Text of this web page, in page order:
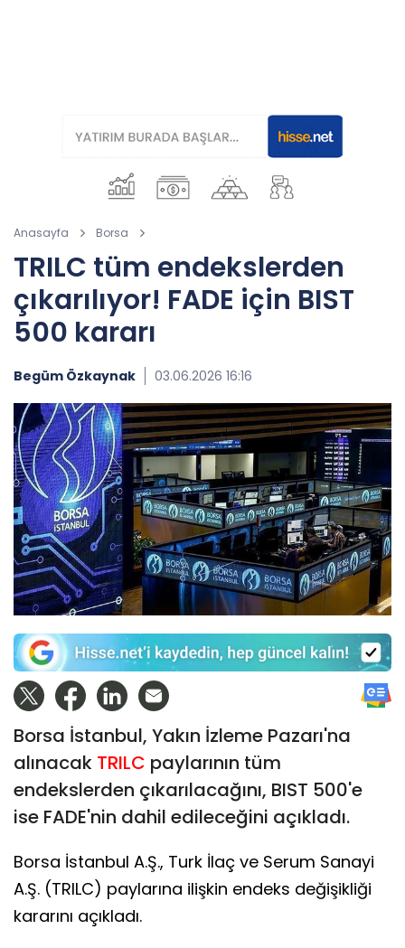
Anasayfa Borsa
TRILC tüm endekslerden
çıkarılıyor! FADE için BIST
500 kararı
Begüm Özkaynak 03.06.2026 16:16
Borsa İstanbul, Yakın İzleme Pazarı'na
alınacak TRILC paylarının tüm
endekslerden çıkarılacağını, BIST 500'e
ise FADE'nin dahil edileceğini açıkladı.
Borsa İstanbul A.Ş., Turk İlaç ve Serum Sanayi
A.Ş. (TRILC) paylarına ilişkin endeks değişikliği
kararını açıkladı.